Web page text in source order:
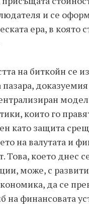
и се
ера, в която
на биткойн се
пазара,
модел
които го
като защита
на валутата и
Това, което днес
може, с
да се
на финансовата